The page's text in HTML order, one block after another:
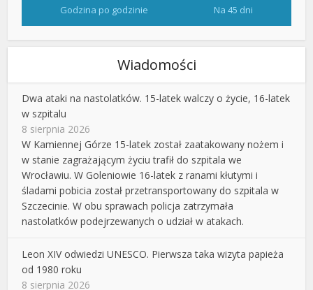
Godzina po godzinie Na 45 dni
Wiadomości
Dwa ataki na nastolatków. 15-latek walczy o życie, 16-latek
w szpitalu
8 sierpnia 2026
W Kamiennej Górze 15-latek został zaatakowany nożem i
w stanie zagrażającym życiu trafił do szpitala we
Wrocławiu. W Goleniowie 16-latek z ranami kłutymi i
śladami pobicia został przetransportowany do szpitala w
Szczecinie. W obu sprawach policja zatrzymała
nastolatków podejrzewanych o udział w atakach.
Leon XIV odwiedzi UNESCO. Pierwsza taka wizyta papieża
od 1980 roku
8 sierpnia 2026